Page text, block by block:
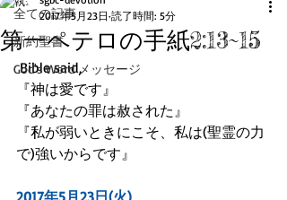
全ての記事
新約聖書
God's Word メッセージ
第一ペテロの手紙2:13~15
2017年5月23日 読了時間: 5分
Bible said,
『神は愛です』
『あなたの罪は赦された』
『私が弱いときにこそ、私は(聖霊の力
で)強いからです』
2017年5月23日(火)